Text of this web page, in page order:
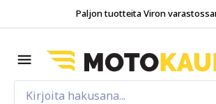
Paljon tuotteita Viron